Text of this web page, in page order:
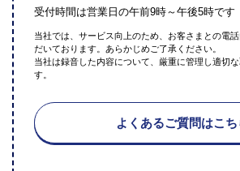
受付時間は営業日の午前9時～午後5時です
当社では、サービス向上のため、お客さまとの電
だいております。あらかじめご了承ください。
当社は録音した内容について、厳重に管理し適切
す。
よくあるご質問はこち